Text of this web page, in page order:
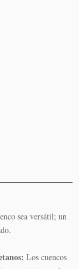
sea versátil; un
Los cuencos